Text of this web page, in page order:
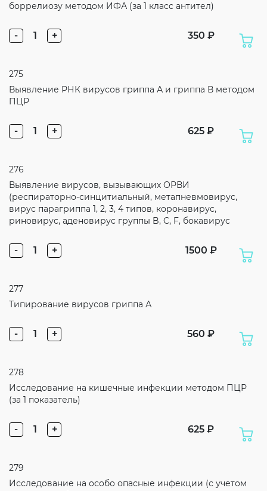
боррелиозу методом ИФА (за 1 класс антител)
- 1 + 350 ₽
275
Выявление РНК вирусов гриппа А и гриппа В методом
ПЦР
- 1 + 625 ₽
276
Выявление вирусов, вызывающих ОРВИ
(респираторно-синцитиальный, метапневмовирус,
вирус парагриппа 1, 2, 3, 4 типов, коронавирус,
риновирус, аденовирус группы B, C, F, бокавирус
- 1 + 1500 ₽
277
Типирование вирусов гриппа А
- 1 + 560 ₽
278
Исследование на кишечные инфекции методом ПЦР
(за 1 показатель)
- 1 + 625 ₽
279
Исследование на особо опасные инфекции (с учетом